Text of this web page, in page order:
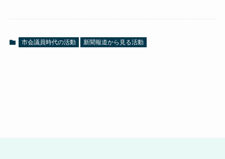
市会議員時代の活動 新聞報道から見る活動